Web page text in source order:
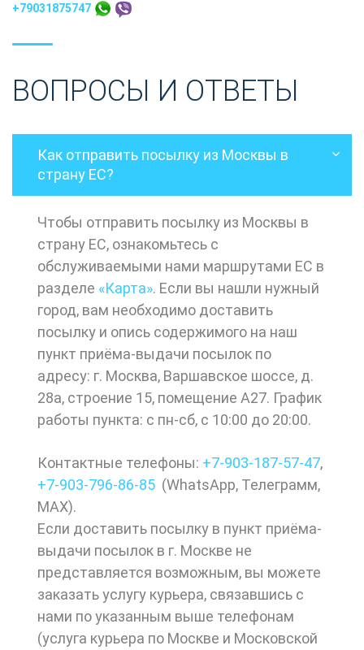
+79031875747
ВОПРОСЫ И ОТВЕТЫ
Как отправить посылку из Москвы в
страну ЕС?
Чтобы отправить посылку из Москвы в
страну ЕС, ознакомьтесь с
обслуживаемыми нами маршрутами ЕС в
разделе «Карта». Если вы нашли нужный
город, вам необходимо доставить
посылку и опись содержимого на наш
пункт приёма-выдачи посылок по
адресу: г. Москва, Варшавское шоссе, д.
28а, строение 15, помещение А27. График
работы пункта: с пн-сб, с 10:00 до 20:00.
Контактные телефоны: +7-903-187-57-47,
+7-903-796-86-85 (WhatsApp, Телеграмм,
МАХ).
Если доставить посылку в пункт приёма-
выдачи посылок в г. Москве не
представляется возможным, вы можете
заказать услугу курьера, связавшись с
нами по указанным выше телефонам
(услуга курьера по Москве и Московской